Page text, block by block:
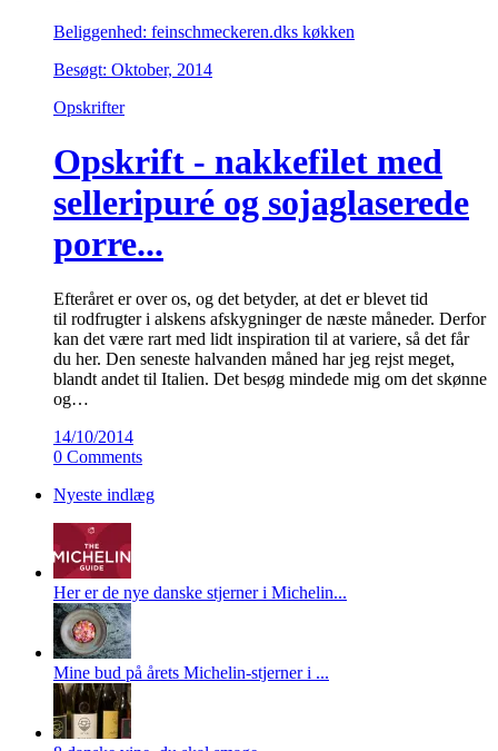
Beliggenhed: feinschmeckeren.dks køkken
Besøgt: Oktober, 2014
Opskrifter
Opskrift - nakkefilet med
selleripuré og sojaglaserede
porre...
Efteråret er over os, og det betyder, at det er blevet tid
til rodfrugter i alskens afskygninger de næste måneder. Derfor
kan det være rart med lidt inspiration til at variere, så det får
du her. Den seneste halvanden måned har jeg rejst meget,
blandt andet til Italien. Det besøg mindede mig om det skønne
og…
14/10/2014
0 Comments
Nyeste indlæg
Her er de nye danske stjerner i Michelin...
Mine bud på årets Michelin-stjerner i ...